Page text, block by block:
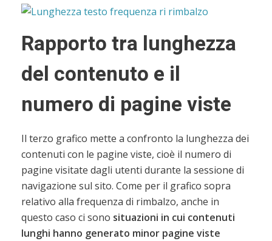
Rapporto tra lunghezza
del contenuto e il
numero di pagine viste
Il terzo grafico mette a confronto la lunghezza dei
contenuti con le pagine viste, cioè il numero di
pagine visitate dagli utenti durante la sessione di
navigazione sul sito. Come per il grafico sopra
relativo alla frequenza di rimbalzo, anche in
questo caso ci sono situazioni in cui contenuti
lunghi hanno generato minor pagine viste